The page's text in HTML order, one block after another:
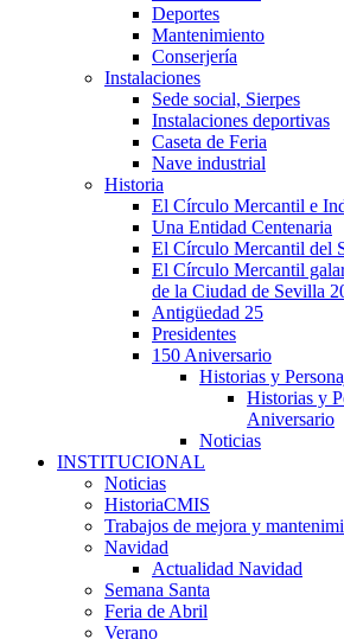
Deportes
Mantenimiento
Conserjería
Instalaciones
Sede social, Sierpes
Instalaciones deportivas
Caseta de Feria
Nave industrial
Historia
El Círculo Mercantil e
Una Entidad Centenaria
El Círculo Mercantil del
El Círculo Mercantil
de la Ciudad de Sevilla
Antigüedad 25
Presidentes
150 Aniversario
Historias y
Historias y
Aniversario
Noticias
INSTITUCIONAL
Noticias
HistoriaCMIS
Trabajos de mejora y
Navidad
Actualidad Navidad
Semana Santa
Feria de Abril
Verano